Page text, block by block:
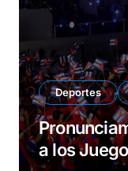
Deportes
a los